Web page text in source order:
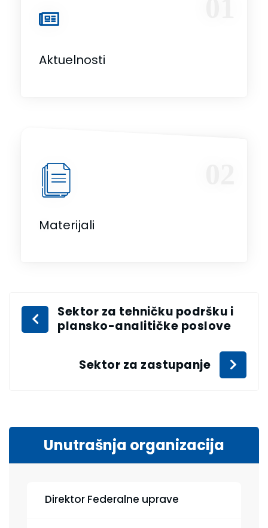
Aktuelnosti
Materijali
Sektor za tehničku podršku i
plansko-analitičke poslove
Sektor za zastupanje
Unutrašnja organizacija
Direktor Federalne uprave